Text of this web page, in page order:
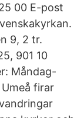
00 E-post
9, 2 tr.
901 10
Måndag-
firar